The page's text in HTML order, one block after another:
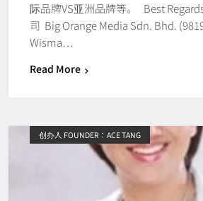
际品牌VS亚洲品牌等。 Best
司 Big Orange Media Sdn. Bhd.
Wisma…
Read More
创办人 FOUNDER：ACE TANG